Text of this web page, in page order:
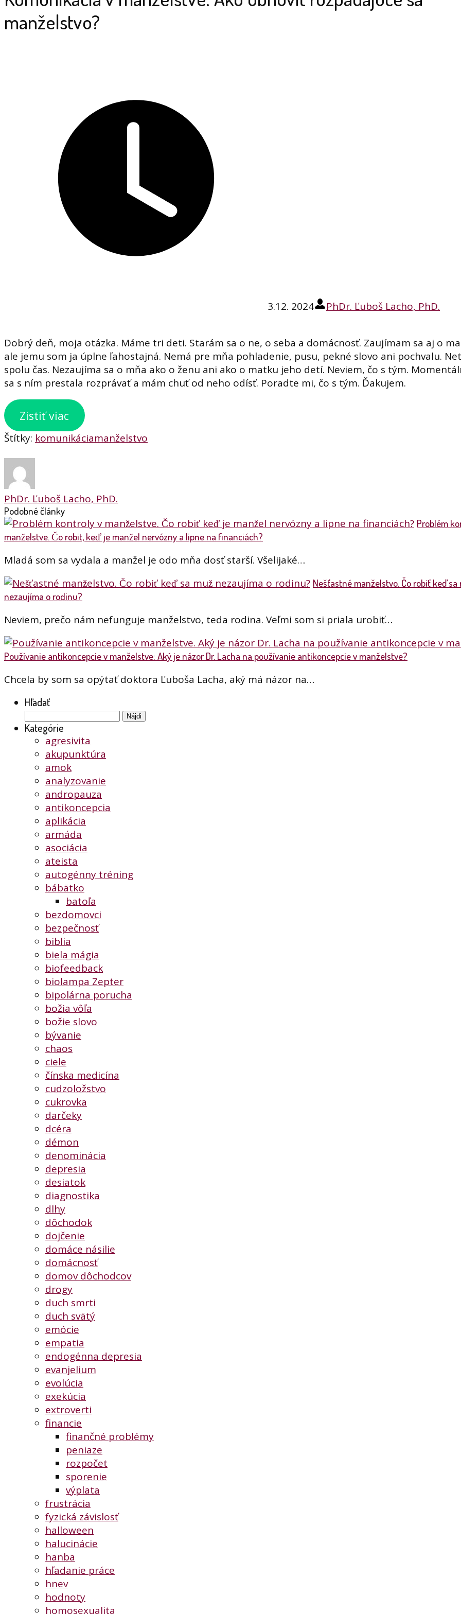
manželstvo?
3.12. 2024 PhDr. Ľuboš Lacho, PhD.
Dobrý deň, moja otázka. Máme tri deti. Starám sa o ne, o seba a domácnosť. Zaujímam sa aj o
ale jemu som ja úplne ľahostajná. Nemá pre mňa pohladenie, pusu, pekné slovo ani pochvalu.
spolu čas. Nezaujíma sa o mňa ako o ženu ani ako o matku jeho detí. Neviem, čo s tým.
sa s ním prestala rozprávať a mám chuť od neho odísť. Poradte mi, čo s tým. Ďakujem.
Zistiť viac
Štítky: komunikáciamanželstvo
PhDr. Ľuboš Lacho, PhD.
Podobné články
Problém
manželstve. Čo robit, keď je manžel nervózny a lipne na financiách?
Mladá som sa vydala a manžel je odo mňa dosť starší. Všelijaké…
Nešťastné manželstvo. Čo robiť keď sa
nezaujíma o rodinu?
Neviem, prečo nám nefunguje manželstvo, teda rodina. Veľmi som si priala urobiť…
Používanie antikoncepcie v manželstve: Aký je názor Dr. Lacha na používanie antikoncepcie v manželstve?
Chcela by som sa opýtať doktora Ľuboša Lacha, aký má názor na…
Hľadať
Hľadať:
Kategórie
agresivita
akupunktúra
amok
analyzovanie
andropauza
antikoncepcia
aplikácia
armáda
asociácia
ateista
autogénny tréning
bábätko
batoľa
bezdomovci
bezpečnosť
biblia
biela mágia
biofeedback
biolampa Zepter
bipolárna porucha
božia vôľa
božie slovo
bývanie
chaos
ciele
čínska medicína
cudzoložstvo
cukrovka
darčeky
dcéra
démon
denominácia
depresia
desiatok
diagnostika
dlhy
dôchodok
dojčenie
domáce násilie
domácnosť
domov dôchodcov
drogy
duch smrti
duch svätý
emócie
empatia
endogénna depresia
evanjelium
evolúcia
exekúcia
extroverti
financie
finančné problémy
peniaze
rozpočet
sporenie
výplata
frustrácia
fyzická závislosť
halloween
halucinácie
hanba
hľadanie práce
hnev
hodnoty
homosexualita